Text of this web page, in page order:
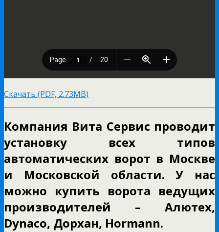
Скачать (PDF, 2.73MB)
Компания Вита Сервис проводит
установку всех типов
автоматических ворот в Москве
и Московской области. У нас
можно купить ворота ведущих
производителей – Алютех,
Dynaco, Дорхан, Hormann.